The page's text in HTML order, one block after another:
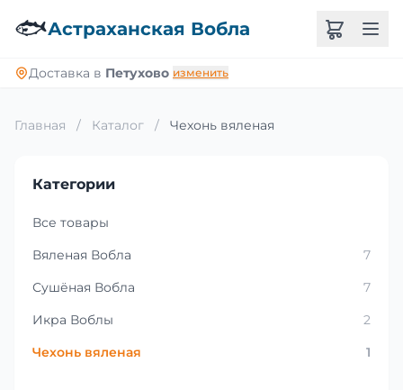
🐟Астраханская Вобла
Доставка в Петухово изменить
Главная / Каталог / Чехонь вяленая
Категории
Все товары
Вяленая Вобла
7
Сушёная Вобла
7
Икра Воблы
2
Чехонь вяленая
1